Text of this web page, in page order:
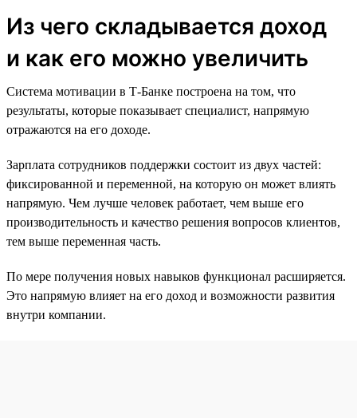
Из чего складывается доход
и как его можно увеличить
Система мотивации в Т-Банке построена на том, что
результаты, которые показывает специалист, напрямую
отражаются на его доходе.
Зарплата сотрудников поддержки состоит из двух частей:
фиксированной и переменной, на которую он может влиять
напрямую. Чем лучше человек работает, чем выше его
производительность и качество решения вопросов клиентов,
тем выше переменная часть.
По мере получения новых навыков функционал расширяется.
Это напрямую влияет на его доход и возможности развития
внутри компании.